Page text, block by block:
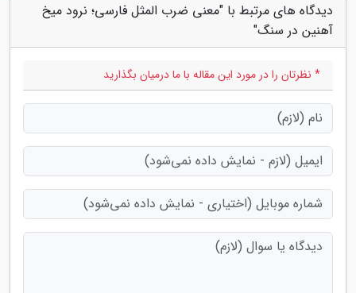
دیدگاه های مرتبط با "معنی ضرب المثل فارسی؛ نرود میخ
آهنین در سنگ"
* نظرتان را در مورد این مقاله با ما درمیان بگذارید